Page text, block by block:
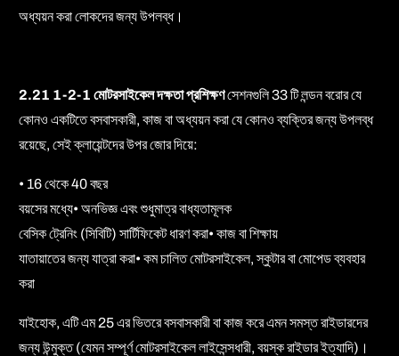
অধ্যয়ন করা লোকদের জন্য উপলব্ধ।
2.21 1-2-1 মোটরসাইকেল দক্ষতা প্রশিক্ষণসেশনগুলি 33 টি লন্ডন বরোর যে
কোনও একটিতে বসবাসকারী, কাজ বা অধ্যয়ন করা যে কোনও ব্যক্তির জন্য উপলব্ধ
রয়েছে, সেই ক্লায়েন্টদের উপর জোর দিয়ে:
• 16 থেকে 40 বছর
বয়সের মধ্যে• অনভিজ্ঞ এবং শুধুমাত্র বাধ্যতামূলক
বেসিক ট্রেনিং (সিবিটি) সার্টিফিকেট ধারণ করা• কাজ বা শিক্ষায়
যাতায়াতের জন্য যাত্রা করা• কম চালিত মোটরসাইকেল, স্কুটার বা মোপেড ব্যবহার
করা
যাইহোক, এটি এম 25 এর ভিতরে বসবাসকারী বা কাজ করে এমন সমস্ত রাইডারদের
জন্য উন্মুক্ত (যেমন সম্পূর্ণ মোটরসাইকেল লাইসেন্সধারী, বয়স্ক রাইডার ইত্যাদি)।